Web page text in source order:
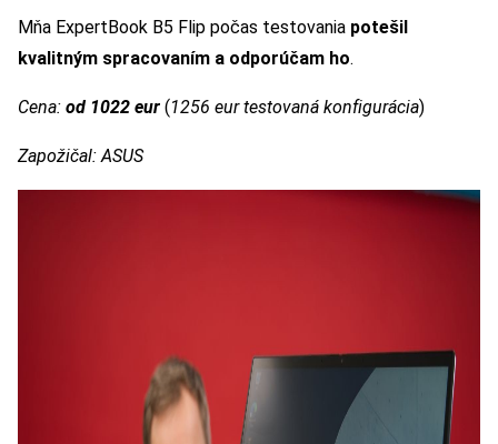
Mňa ExpertBook B5 Flip počas testovania potešil
kvalitným spracovaním a odporúčam ho.
Cena: od 1022 eur (1256 eur testovaná konfigurácia)
Zapožičal: ASUS